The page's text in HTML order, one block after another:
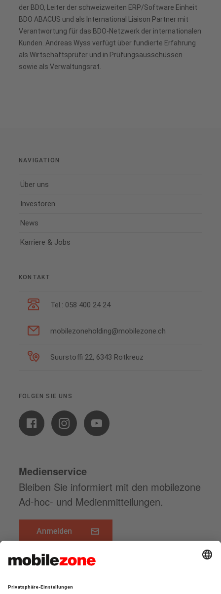
der BDO, Leiter der schweizweiten ERP/Software Einheit
BDO ABACUS und als International Liaison Partner mit
Verantwortung für das BDO-Netzwerk der internationalen
Kunden. Andreas Wyss verfügt über fundierte Erfahrung
als Wirtschaftsprüfer und in Prüfungsausschüssen
sowie als Verwaltungsrat.
NAVIGATION
Über uns
Investoren
News
Karriere & Jobs
KONTAKT
Tel.: 058 400 24 24
mobilezoneholding@mobilezone.ch
Suurstoffi 22, 6343 Rotkreuz
FOLGEN SIE UNS
Medienservice
Bleiben Sie informiert mit den mobilezone
Ad-hoc- und Medienmitteilungen.
Anmelden